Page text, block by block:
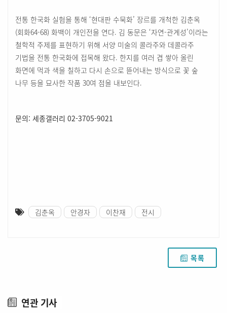
전통 한국화 실험을 통해 ‘현대판 수묵화’ 장르를 개척한 김춘옥
(회화64-68) 화백이 개인전을 연다. 김 동문은 ‘자연-관계성’이라는
철학적 주제를 표현하기 위해 서양 미술의 콜라주와 데콜라주
기법을 전통 한국화에 접목해 왔다. 한지를 여러 겹 쌓아 올린
화면에 먹과 색을 칠하고 다시 손으로 뜯어내는 방식으로 꽃 숲
나무 등을 묘사한 작품 30여 점을 내보인다.
문의: 세종갤러리 02-3705-9021
김춘옥 안경자 이찬재 전시
목록
연관 기사